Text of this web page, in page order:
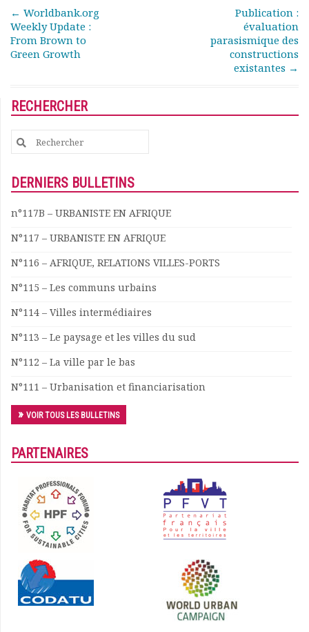
Nous rejoindre
Le bulletin
Présentation du bulletin
développement
Kiosk
Ressources
Nos actions
Dîners débats
Concours vidéo
Matinales
Evénements
Publications et rapports
Les adhérents
Annuaire
Offres d’emploi
Forum
Actualités
Post navigation
← Worldbank.org
Weekly Update :
From Brown to
Green Growth
Publication :
évaluation
parasismique des
constructions
existantes →
RECHERCHER
Search
for:
DERNIERS BULLETINS
n°117B – URBANISTE EN AFRIQUE
N°117 – URBANISTE EN AFRIQUE
N°116 – AFRIQUE, RELATIONS VILLES-PORTS
N°115 – Les communs urbains
N°114 – Villes intermédiaires
N°113 – Le paysage et les villes du sud
N°112 – La ville par le bas
N°111 – Urbanisation et financiarisation
VOIR TOUS LES BULLETINS
PARTENAIRES